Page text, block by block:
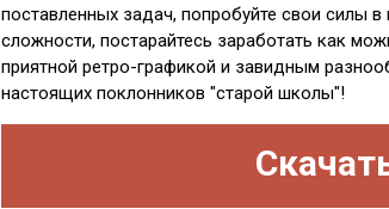
поставленных задач, попробуйте свои силы
сложности, постарайтесь заработать как
приятной ретро-графикой и завидным
настоящих поклонников "старой школы"!